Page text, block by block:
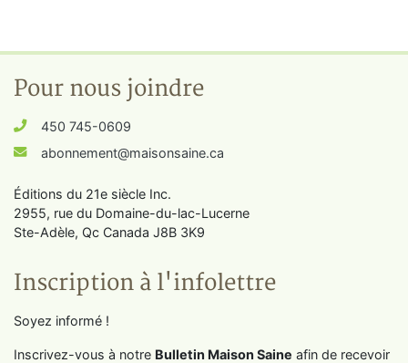
Pour nous joindre
450 745-0609
abonnement@maisonsaine.ca
Éditions du 21e siècle Inc.
2955, rue du Domaine-du-lac-Lucerne
Ste-Adèle, Qc Canada J8B 3K9
Inscription à l'infolettre
Soyez informé !
Inscrivez-vous à notre Bulletin Maison Saine afin de recevoir